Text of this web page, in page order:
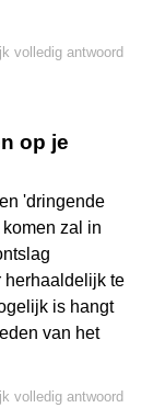
volledig antwoord
op je
'dringende
zal in
herhaaldelijk te
is hangt
van het
volledig antwoord